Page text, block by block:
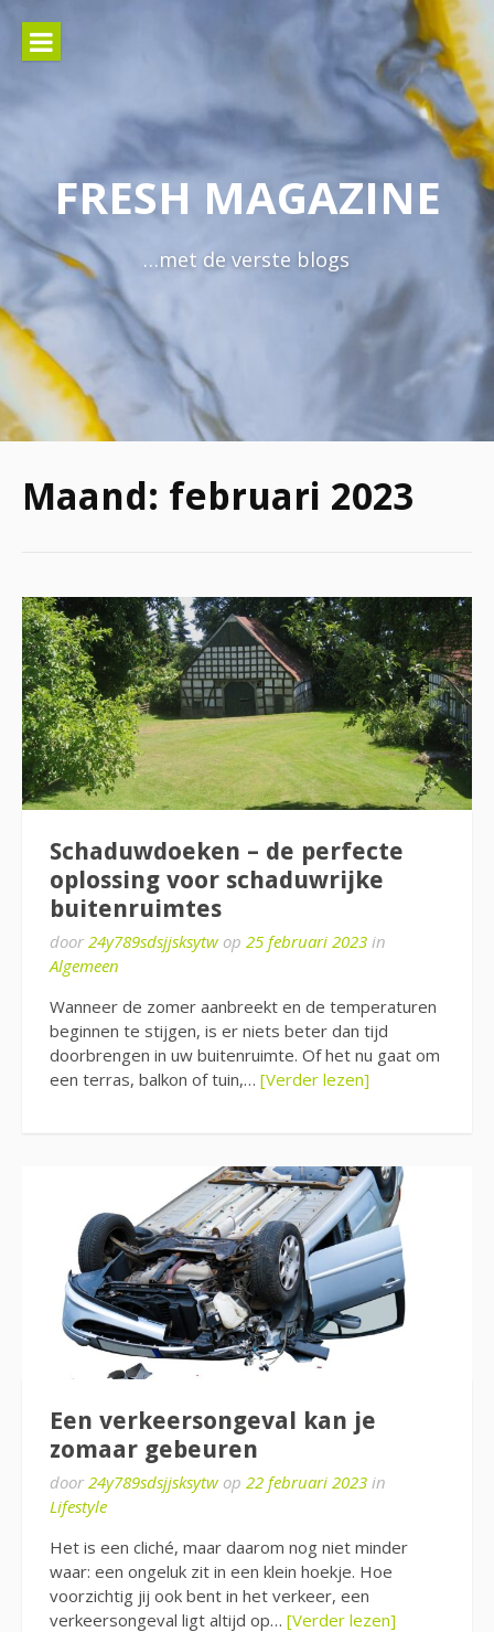
inhoud
FRESH MAGAZINE
…met de verste blogs
Maand: februari 2023
Schaduwdoeken – de perfecte
oplossing voor schaduwrijke
buitenruimtes
door 24y789sdsjjsksytw op 25 februari 2023 in
Algemeen
Wanneer de zomer aanbreekt en de temperaturen
beginnen te stijgen, is er niets beter dan tijd
doorbrengen in uw buitenruimte. Of het nu gaat om
een ​​terras, balkon of tuin,… [Verder lezen]
Een verkeersongeval kan je
zomaar gebeuren
door 24y789sdsjjsksytw op 22 februari 2023 in
Lifestyle
Het is een cliché, maar daarom nog niet minder
waar: een ongeluk zit in een klein hoekje. Hoe
voorzichtig jij ook bent in het verkeer, een
verkeersongeval ligt altijd op… [Verder lezen]